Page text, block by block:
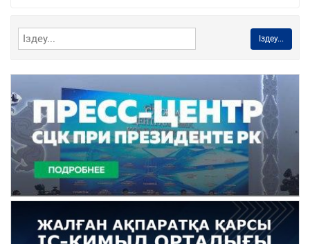
Іздеу...